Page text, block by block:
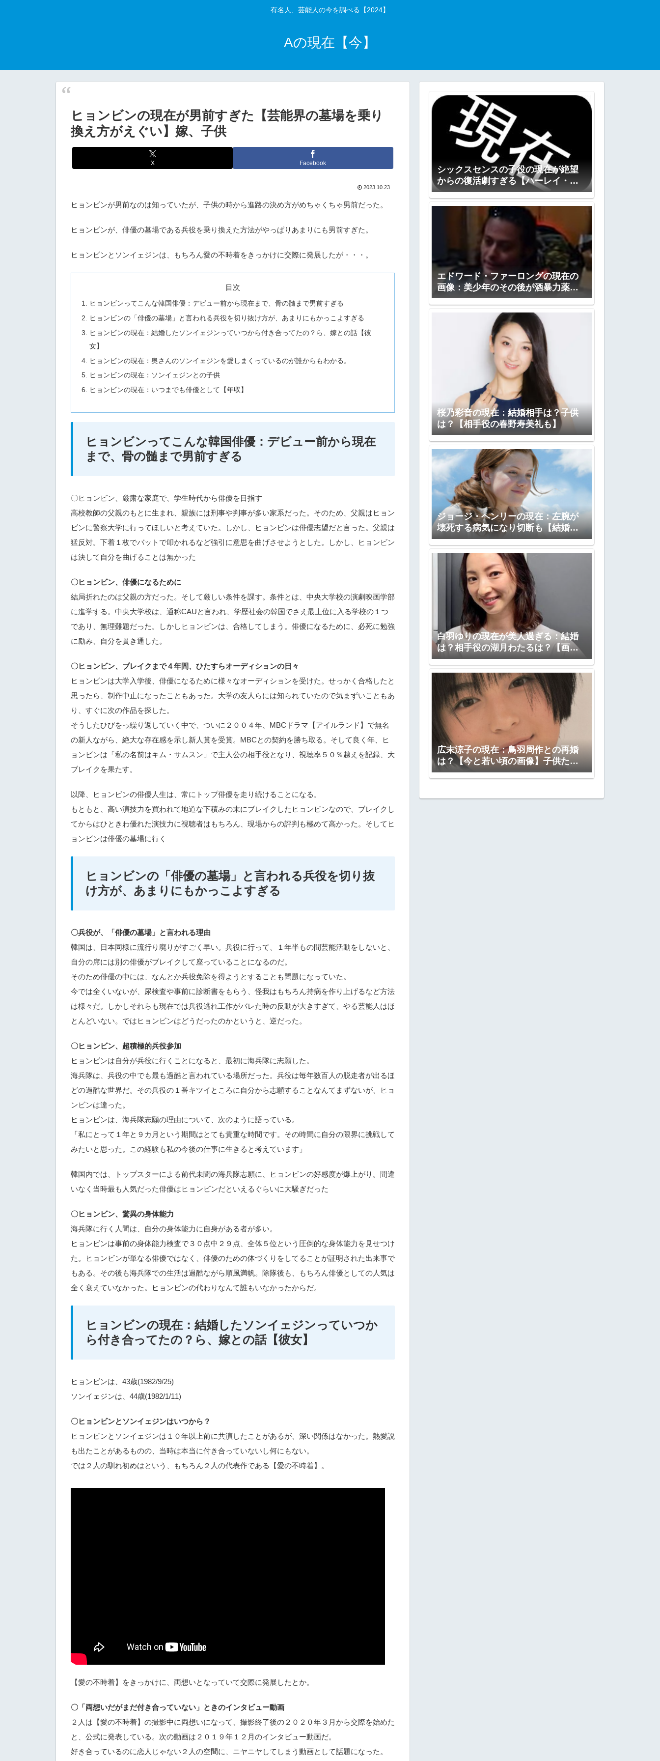
有名人、芸能人の今を調べる【2024】
Aの現在【今】
ヒョンビンの現在が男前すぎた【芸能界の墓場を乗り
換え方がえぐい】嫁、子供
X Facebook
2023.10.23
ヒョンビンが男前なのは知っていたが、子供の時から進路の決め方がめちゃくちゃ男前だった。
ヒョンビンが、俳優の墓場である兵役を乗り換えた方法がやっぱりあまりにも男前すぎた。
ヒョンビンとソンイェジンは、もちろん愛の不時着をきっかけに交際に発展したが・・・。
目次
ヒョンビンってこんな韓国俳優：デビュー前から現在まで、骨の髄まで男前すぎる
ヒョンビンの「俳優の墓場」と言われる兵役を切り抜け方が、あまりにもかっこよすぎる
ヒョンビンの現在：結婚したソンイェジンっていつから付き合ってたの？ら、嫁との話【彼
女】
ヒョンビンの現在：奥さんのソンイェジンを愛しまくっているのが誰からもわかる。
ヒョンビンの現在：ソンイェジンとの子供
ヒョンビンの現在：いつまでも俳優として【年収】
ヒョンビンってこんな韓国俳優：デビュー前から現在
まで、骨の髄まで男前すぎる
〇ヒョンビン、厳粛な家庭で、学生時代から俳優を目指す
高校教師の父親のもとに生まれ、親族には刑事や判事が多い家系だった。そのため、父親はヒョン
ビンに警察大学に行ってほしいと考えていた。しかし、ヒョンビンは俳優志望だと言った。父親は
猛反対。下着１枚でバットで叩かれるなど強引に意思を曲げさせようとした。しかし、ヒョンビン
は決して自分を曲げることは無かった
〇ヒョンビン、俳優になるために
結局折れたのは父親の方だった。そして厳しい条件を課す。条件とは、中央大学校の演劇映画学部
に進学する。中央大学校は、通称CAUと言われ、学歴社会の韓国でさえ最上位に入る学校の１つ
であり、無理難題だった。しかしヒョンビンは、合格してしまう。俳優になるために、必死に勉強
に励み、自分を貫き通した。
〇ヒョンビン、ブレイクまで４年間、ひたすらオーディションの日々
ヒョンビンは大学入学後、俳優になるために様々なオーディションを受けた。せっかく合格したと
思ったら、制作中止になったこともあった。大学の友人らには知られていたので気まずいこともあ
り、すぐに次の作品を探した。
そうしたひびをっ繰り返していく中で、ついに２００４年、MBCドラマ【アイルランド】で無名
の新人ながら、絶大な存在感を示し新人賞を受賞。MBCとの契約を勝ち取る。そして良く年、ヒ
ョンビンは「私の名前はキム・サムスン」で主人公の相手役となり、視聴率５０％越えを記録、大
ブレイクを果たす。
以降、ヒョンビンの俳優人生は、常にトップ俳優を走り続けることになる。
もともと、高い演技力を買われて地道な下積みの末にブレイクしたヒョンビンなので、ブレイクし
てからはひときわ優れた演技力に視聴者はもちろん、現場からの評判も極めて高かった。そしてヒ
ョンビンは俳優の墓場に行く
ヒョンビンの「俳優の墓場」と言われる兵役を切り抜
け方が、あまりにもかっこよすぎる
〇兵役が、「俳優の墓場」と言われる理由
韓国は、日本同様に流行り廃りがすごく早い。兵役に行って、１年半もの間芸能活動をしないと、
自分の席には別の俳優がブレイクして座っていることになるのだ。
そのため俳優の中には、なんとか兵役免除を得ようとすることも問題になっていた。
今では全くいないが、尿検査や事前に診断書をもらう、怪我はもちろん持病を作り上げるなど方法
は様々だ。しかしそれらも現在では兵役逃れ工作がバレた時の反動が大きすぎて、やる芸能人はほ
とんどいない。ではヒョンビンはどうだったのかというと、逆だった。
〇ヒョンビン、超積極的兵役参加
ヒョンビンは自分が兵役に行くことになると、最初に海兵隊に志願した。
海兵隊は、兵役の中でも最も過酷と言われている場所だった。兵役は毎年数百人の脱走者が出るほ
どの過酷な世界だ。その兵役の１番キツイところに自分から志願することなんてまずないが、ヒョ
ンビンは違った。
ヒョンビンは、海兵隊志願の理由について、次のように語っている。
「私にとって１年と９カ月という期間はとても貴重な時間です。その時間に自分の限界に挑戦して
みたいと思った。この経験も私の今後の仕事に生きると考えています」
韓国内では、トップスターによる前代未聞の海兵隊志願に、ヒョンビンの好感度が爆上がり。間違
いなく当時最も人気だった俳優はヒョンビンだといえるぐらいに大騒ぎだった
〇ヒョンビン、驚異の身体能力
海兵隊に行く人間は、自分の身体能力に自身がある者が多い。
ヒョンビンは事前の身体能力検査で３０点中２９点、全体５位という圧倒的な身体能力を見せつけ
た。ヒョンビンが単なる俳優ではなく、俳優のための体づくりをしてることが証明された出来事で
もある。その後も海兵隊での生活は過酷ながら順風満帆。除隊後も、もちろん俳優としての人気は
全く衰えていなかった。ヒョンビンの代わりなんて誰もいなかったからだ。
ヒョンビンの現在：結婚したソンイェジンっていつか
ら付き合ってたの？ら、嫁との話【彼女】
ヒョンビンは、43歳(1982/9/25)
ソンイェジンは、44歳(1982/1/11)
〇ヒョンビンとソンイェジンはいつから？
ヒョンビンとソンイェジンは１０年以上前に共演したことがあるが、深い関係はなかった。熱愛説
も出たことがあるものの、当時は本当に付き合っていないし何にもない。
では２人の馴れ初めはという、もちろん２人の代表作である【愛の不時着】。
【愛の不時着】をきっかけに、両想いとなっていて交際に発展したとか。
〇「両想いだがまだ付き合っていない」ときのインタビュー動画
２人は【愛の不時着】の撮影中に両想いになって、撮影終了後の２０２０年３月から交際を始めた
と、公式に発表している。次の動画は２０１９年１２月のインタビュー動画だ。
好き合っているのに恋人じゃない２人の空間に、ニヤニヤしてしまう動画として話題になった。
シックスセンスの子役の現在が絶望
からの復活劇すぎる【ハーレイ・ジ
ョエル・オスメント】
エドワード・ファーロングの現在の
画像：美少年のその後が酒暴力薬物
【ジョンコナー】
桜乃彩音の現在：結婚相手は？子供
は？【相手役の春野寿美礼も】
ジョージ・ヘンリーの現在：左腕が
壊死する病気になり切断も【結婚、
子供】
白羽ゆりの現在が美人過ぎる：結婚
は？相手役の湖月わたるは？【画
像：夫、子供】
広末涼子の現在：鳥羽周作との再婚
は？【今と若い頃の画像】子供たち
は？